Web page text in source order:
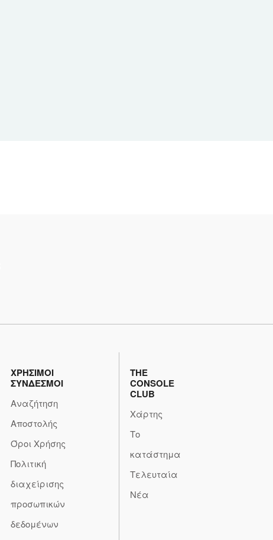
ΧΡΗΣΙΜΟΙ
ΣΥΝΔΕΣΜΟΙ
Αναζήτηση
Αποστολής
Όροι Χρήσης
Πολιτική
διαχείρισης
προσωπικών
δεδομένων
THE
CONSOLE
CLUB
Χάρτης
Το
κατάστημα
Τελευταία
Νέα